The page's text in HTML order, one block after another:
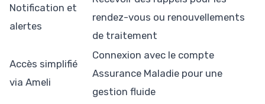
Notification et
alertes
rendez-vous ou renouvellements
de traitement
Accès simplifié
via Ameli
Connexion avec le compte
Assurance Maladie pour une
gestion fluide